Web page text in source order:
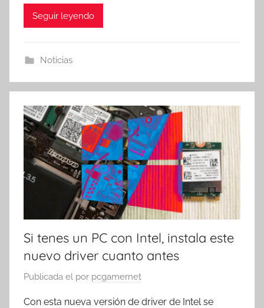
Seguir leyendo
Noticias
Si tenes un PC con Intel, instala este
nuevo driver cuanto antes
Publicada el por pcgamernet
Con esta nueva versión de driver de Intel se